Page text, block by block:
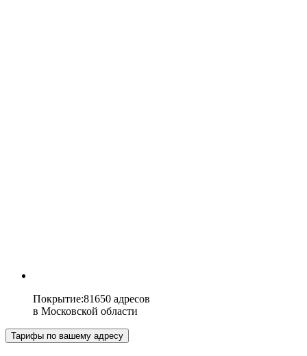
Покрытие:81650 адресов
в Московской области
Тарифы по вашему адресу